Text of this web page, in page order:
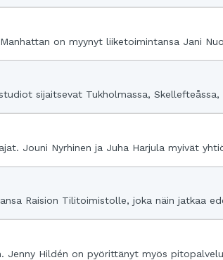
on myynyt liiketoimintansa Jani
sijaitsevat Tukholmassa,
Jouni Nyrhinen ja Juha Harjula myivät
Raision Tilitoimistolle, joka näin jatkaa
Hildén on pyörittänyt myös